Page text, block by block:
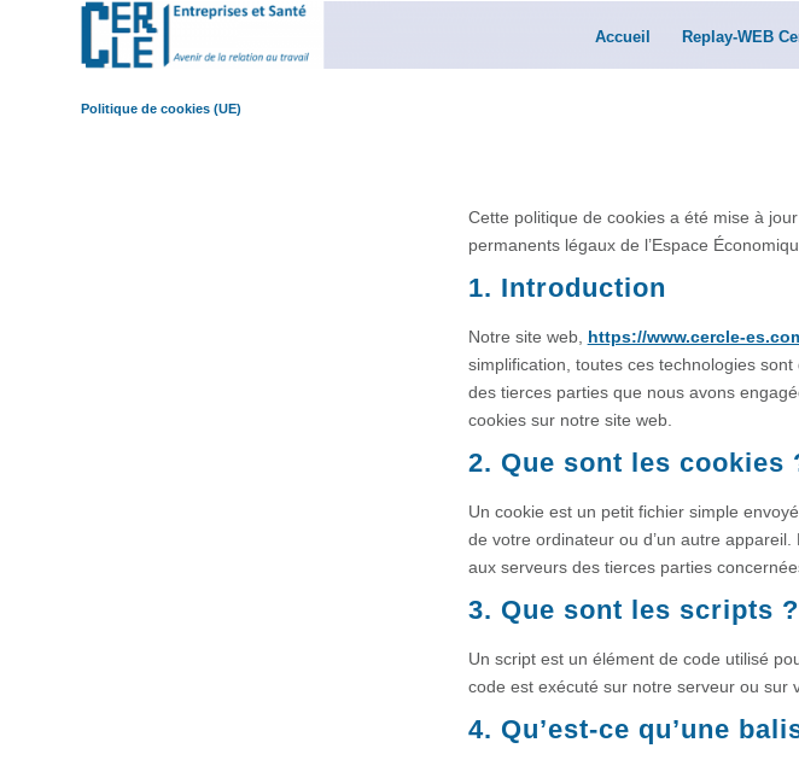
Accueil Replay-WEB
Politique de cookies (UE)
Cette politique de cookies a été mise à
permanents légaux de l’Espace
1. Introduction
Notre site web, https://www.cercle-
simplification, toutes ces technologies
des tierces parties que nous avons
cookies sur notre site web.
2. Que sont les cookies
Un cookie est un petit fichier simple
de votre ordinateur ou d’un autre
aux serveurs des tierces parties
3. Que sont les scripts ?
Un script est un élément de code utilisé
code est exécuté sur notre serveur ou sur
4. Qu’est-ce qu’une